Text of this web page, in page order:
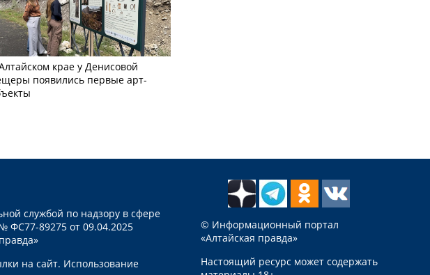
крае у Денисовой
появились первые арт-
службой по надзору в сфере
ФС77-89275 от 09.04.2025
на сайт. Использование
© Информационный портал
«Алтайская правда»
Настоящий ресурс может содержать